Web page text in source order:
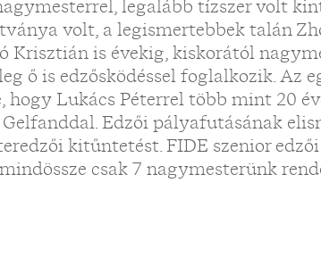
legalább tízszer volt
volt, a legismertebbek talán
Krisztián is évekig, kiskorától
ő is edzősködéssel foglalkozik. Az
hogy Lukács Péterrel több mint 20
Edzői pályafutásának
kitűntetést. FIDE szenior
csak 7 nagymesterünk